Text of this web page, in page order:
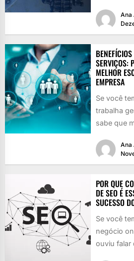
Ana
SERVIÇOS:
MELHOR
EMPRESA
Se você
trabalha
sabe que
pratos...Ana
POR QUE
DE SEO É
SUCESSO
Se você
negócio
ouviu falar